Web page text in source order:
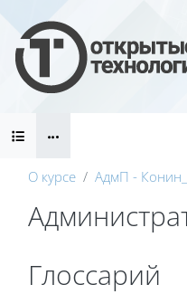
Блоки
О курсе АдмП -
Блоки
Глоссарий